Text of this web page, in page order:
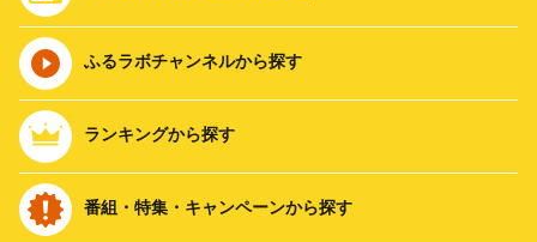
ふるラボチャンネルから探す
ランキングから探す
番組・特集・キャンペーンから探す